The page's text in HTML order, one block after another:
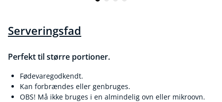
Serveringsfad
Perfekt til større portioner.
Fødevaregodkendt.
Kan forbrændes eller genbruges.
OBS! Må ikke bruges i en almindelig ovn eller mikroovn.